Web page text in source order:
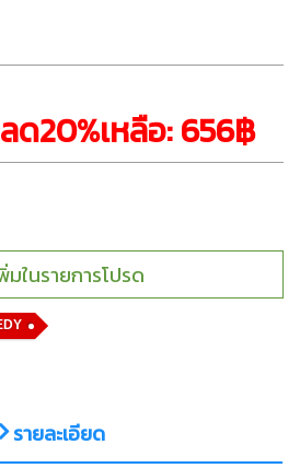
ด20%เหลือ: 656฿
รายละเอียด